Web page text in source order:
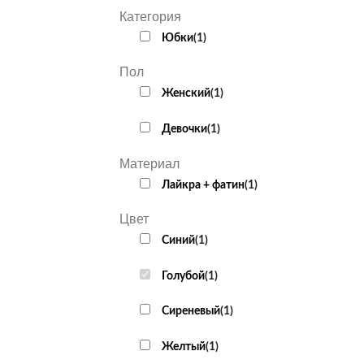
Категория
Юбки(1)
Пол
Женский(1)
Девочки(1)
Материал
Лайкра + фатин(1)
Цвет
Cиний(1)
Голубой(1)
Сиреневый(1)
Желтый(1)